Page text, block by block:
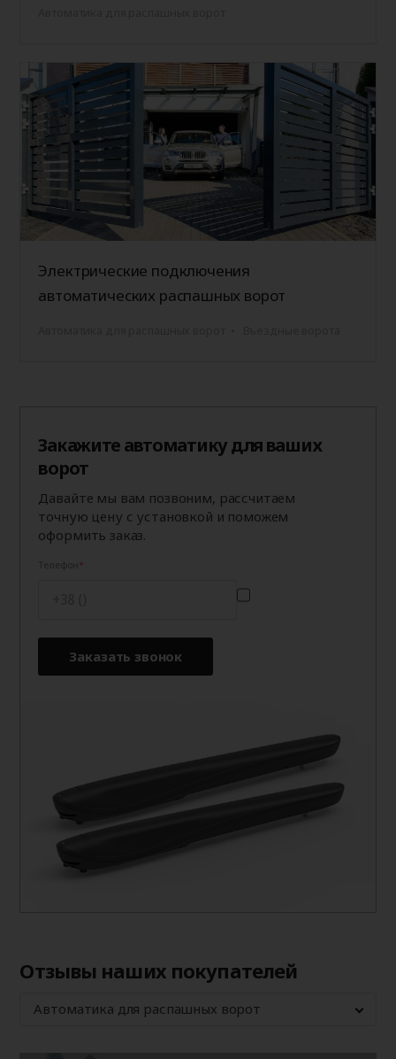
Электрические подключения
автоматических распашных ворот
Закажите автоматику для ваших
ворот
Давайте мы вам позвоним, рассчитаем
точную цену с установкой и поможем
оформить заказ.
Заказать звонок
Отзывы наших покупателей
Автоматика для распашных ворот